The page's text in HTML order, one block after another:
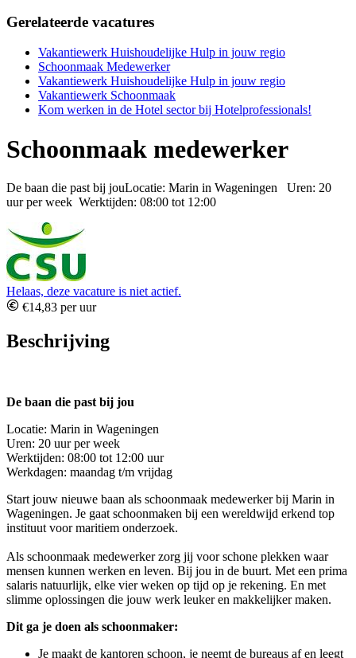
Gerelateerde vacatures
Vakantiewerk Huishoudelijke Hulp in jouw regio
Schoonmaak Medewerker
Vakantiewerk Huishoudelijke Hulp in jouw regio
Vakantiewerk Schoonmaak
Kom werken in de Hotel sector bij Hotelprofessionals!
Schoonmaak medewerker
De baan die past bij jouLocatie: Marin in Wageningen Uren: 20
uur per week Werktijden: 08:00 tot 12:00
Helaas, deze vacature is niet actief.
€14,83 per uur
Beschrijving
De baan die past bij jou
Locatie: Marin in Wageningen
Uren: 20 uur per week
Werktijden: 08:00 tot 12:00 uur
Werkdagen: maandag t/m vrijdag
Start jouw nieuwe baan als schoonmaak medewerker bij Marin in
Wageningen. Je gaat schoonmaken bij een wereldwijd erkend top
instituut voor maritiem onderzoek.
Als schoonmaak medewerker zorg jij voor schone plekken waar
mensen kunnen werken en leven. Bij jou in de buurt. Met een prima
salaris natuurlijk, elke vier weken op tijd op je rekening. En met
slimme oplossingen die jouw werk leuker en makkelijker maken.
Dit ga je doen als schoonmaker:
Je maakt de kantoren schoon, je neemt de bureaus af en leegt